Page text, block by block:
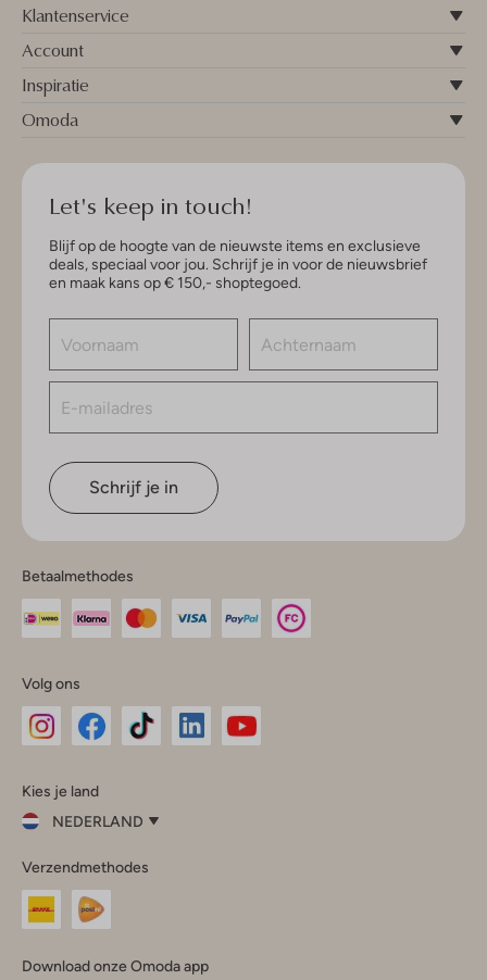
Klantenservice
Account
Inspiratie
Omoda
Let's keep in touch!
Blijf op de hoogte van de nieuwste items en exclusieve
deals, speciaal voor jou. Schrijf je in voor de nieuwsbrief
en maak kans op € 150,- shoptegoed.
Schrijf je in
Betaalmethodes
Volg ons
InstagramFacebook
Kies je land
NEDERLAND
je
land
Nederland
Verzendmethodes
Download onze Omoda app